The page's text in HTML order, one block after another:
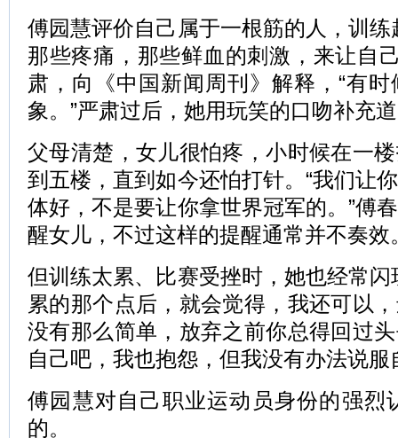
傅园慧评价自己属于一根筋的人，训练
那些疼痛，那些鲜血的刺激，来让自
肃，向《中国新闻周刊》解释，“有
象。”严肃过后，她用玩笑的口吻补充
父母清楚，女儿很怕疼，小时候在一
到五楼，直到如今还怕打针。“我们让
体好，不是要让你拿世界冠军的。”傅
醒女儿，不过这样的提醒通常并不奏效
但训练太累、比赛受挫时，她也经常闪
累的那个点后，就会觉得，我还可以
没有那么简单，放弃之前你总得回过
自己吧，我也抱怨，但我没有办法说服
傅园慧对自己职业运动员身份的强烈
的。